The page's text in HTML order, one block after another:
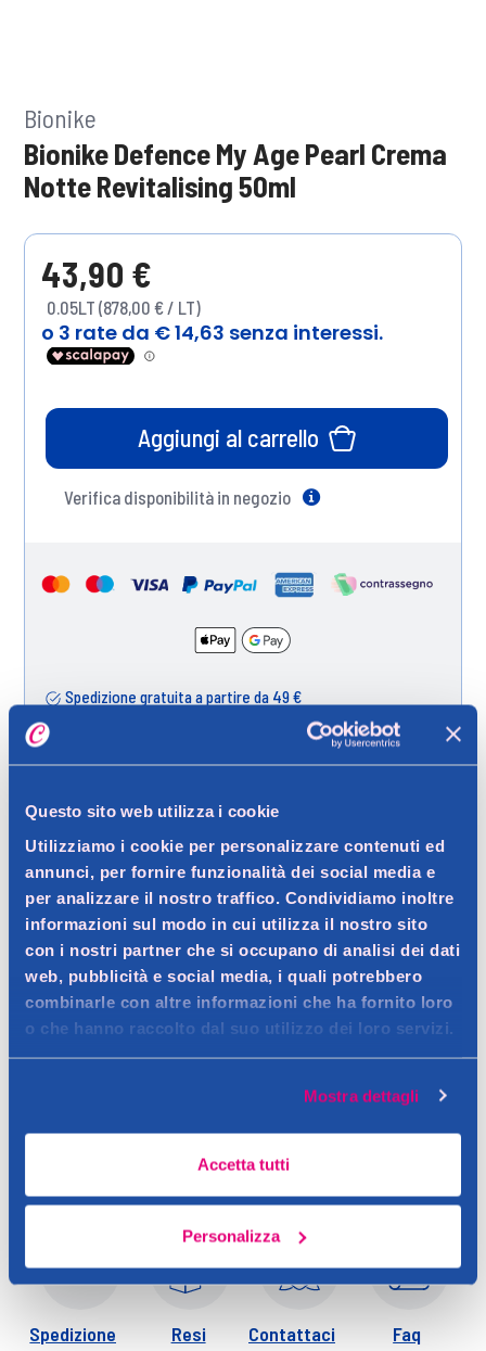
Questo sito web utilizza i cookie
Utilizziamo i cookie per personalizzare contenuti ed
annunci, per fornire funzionalità dei social media e
per analizzare il nostro traffico. Condividiamo inoltre
informazioni sul modo in cui utilizza il nostro sito
con i nostri partner che si occupano di analisi dei dati
web, pubblicità e social media, i quali potrebbero
combinarle con altre informazioni che ha fornito loro
o che hanno raccolto dal suo utilizzo dei loro servizi.
Mostra dettagli
Accetta tutti
Personalizza
Bionike
Bionike Defence My Age Pearl Crema
Notte Revitalising 50ml
43,90 €
0.05LT (878,00 € / LT)
Aggiungi al carrello
Verifica disponibilità in negozio
Spedizione gratuita a partire da 49 €
Ritiro in negozio gratuito per i clienti registrati
Dettagli prodotto
Descrizione
Trattamento notte con Skin Firming Complex che promuove la
vitalità cellulare e contrasta i primi segni di skin-aging dovuti
all’esposoma cutaneo.
Dettagli
rinnovamento epidermico durante la notte. Al risveglio la pelle
appare levigata, tonica e radiosa e dona al viso un aspetto
rivitalizzato e disteso. Texture ricca e fondente, delicato
profumo fresco e floreale.
Spedizione Resi Contattaci Faq